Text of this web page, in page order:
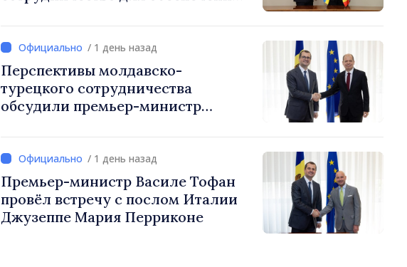
в Могилёв-Подольском
/ 1 день назад
Перспективы молдавско-
турецкого сотрудничества
обсудили премьер-министр
/ 1 день назад
Премьер-министр Василе Тофан
провёл встречу с послом Италии
Джузеппе Мария Перриконе